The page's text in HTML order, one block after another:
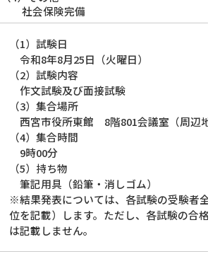
社会保険完備
（1）試験日
令和8年8月25日（火曜日）
（2）試験内容
作文試験及び面接試験
（3）集合場所
西宮市役所東館 8階801会議室（周辺地
（4）集合時間
9時00分
（5）持ち物
筆記用具（鉛筆・消しゴム）
※結果発表については、各試験の受験者全
位を記載）します。ただし、各試験の合格
は記載しません。